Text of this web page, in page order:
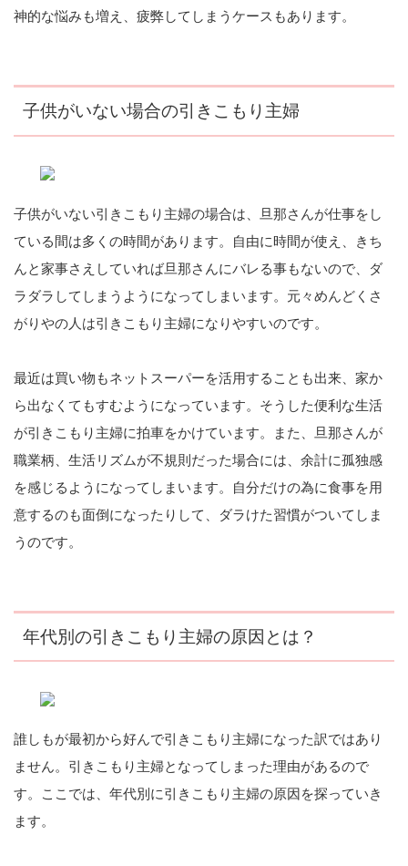
神的な悩みも増え、疲弊してしまうケースもあります。
子供がいない場合の引きこもり主婦
子供がいない引きこもり主婦の場合は、旦那さんが仕事をし
ている間は多くの時間があります。自由に時間が使え、きち
んと家事さえしていれば旦那さんにバレる事もないので、ダ
ラダラしてしまうようになってしまいます。元々めんどくさ
がりやの人は引きこもり主婦になりやすいのです。
最近は買い物もネットスーパーを活用することも出来、家か
ら出なくてもすむようになっています。そうした便利な生活
が引きこもり主婦に拍車をかけています。また、旦那さんが
職業柄、生活リズムが不規則だった場合には、余計に孤独感
を感じるようになってしまいます。自分だけの為に食事を用
意するのも面倒になったりして、ダラけた習慣がついてしま
うのです。
年代別の引きこもり主婦の原因とは？
誰しもが最初から好んで引きこもり主婦になった訳ではあり
ません。引きこもり主婦となってしまった理由があるので
す。ここでは、年代別に引きこもり主婦の原因を探っていき
ます。